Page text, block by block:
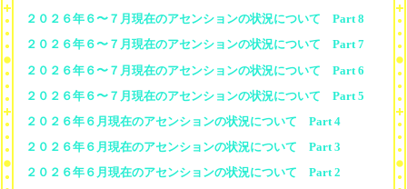
２０２６年６〜７月現在のアセンションの状況について Part 8
２０２６年６〜７月現在のアセンションの状況について Part 7
２０２６年６〜７月現在のアセンションの状況について Part 6
２０２６年６〜７月現在のアセンションの状況について Part 5
２０２６年６月現在のアセンションの状況について Part 4
２０２６年６月現在のアセンションの状況について Part 3
２０２６年６月現在のアセンションの状況について Part 2